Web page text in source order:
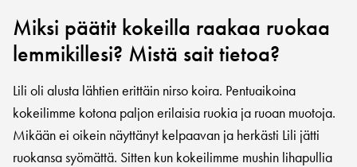
Miksi päätit kokeilla raakaa ruokaa
lemmikillesi? Mistä sait tietoa?
Lili oli alusta lähtien erittäin nirso koira. Pentuaikoina
kokeilimme kotona paljon erilaisia ruokia ja ruoan muotoja.
Mikään ei oikein näyttänyt kelpaavan ja herkästi Lili jätti
ruokansa syömättä. Sitten kun kokeilimme mushin lihapullia